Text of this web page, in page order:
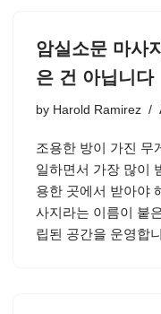
암실소문 마사
은 건 아닙니다
by Harold Ramirez
조용한 방이 가진 무
일하면서 가장 많이
용한 곳에서 받아야
사지라는 이름이 붙
립된 공간을 운영합